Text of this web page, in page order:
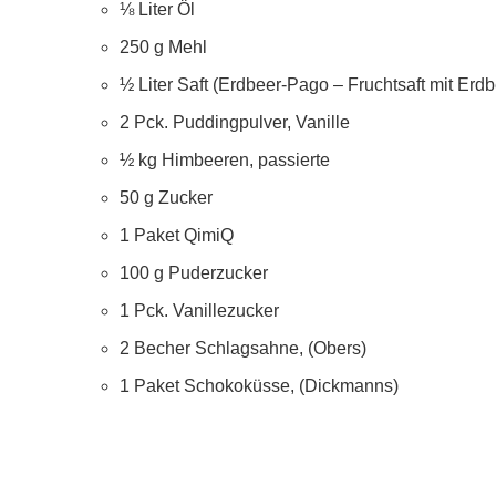
⅛ Liter Öl
250 g Mehl
½ Liter Saft (Erdbeer-Pago – Fruchtsaft mit
2 Pck. Puddingpulver, Vanille
½ kg Himbeeren, passierte
50 g Zucker
1 Paket QimiQ
100 g Puderzucker
1 Pck. Vanillezucker
2 Becher Schlagsahne, (Obers)
1 Paket Schokoküsse, (Dickmanns)